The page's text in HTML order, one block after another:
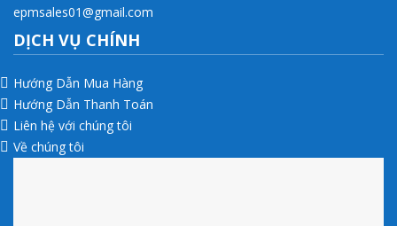
epmsales01@gmail.com
DỊCH VỤ CHÍNH
Hướng Dẫn Mua Hàng
Hướng Dẫn Thanh Toán
Liên hệ với chúng tôi
Về chúng tôi